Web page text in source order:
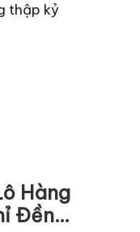
thập kỷ
Hàng
Đền…